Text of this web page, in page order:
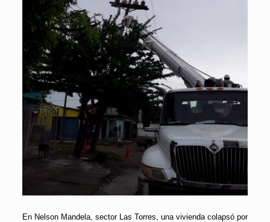
En Nelson Mandela, sector Las Torres, una vivienda colapsó por